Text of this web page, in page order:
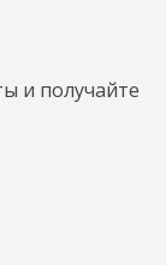
и получайте